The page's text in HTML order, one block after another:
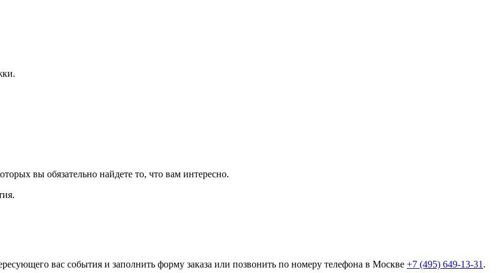
вы обязательно найдете то, что вам интересно.
вас события и заполнить форму заказа или позвонить по номеру телефона в Москве +7 (495) 649-13-31 .